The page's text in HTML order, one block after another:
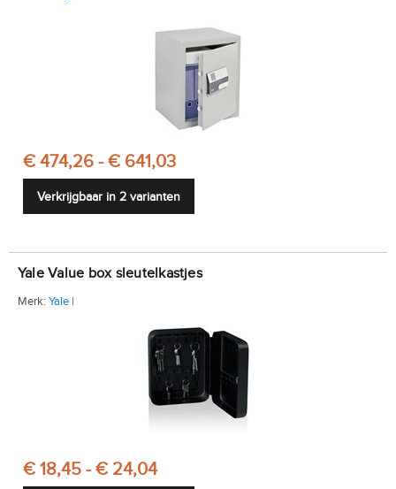
€ 474,26 - € 641,03
Verkrijgbaar in 2 varianten
Yale Value box sleutelkastjes
Merk: Yale |
€ 18,45 - € 24,04